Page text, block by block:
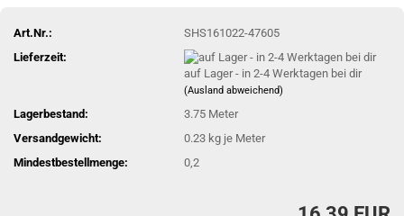
Art.Nr.:
SHS161022-47605
Lieferzeit:
auf Lager - in 2-4 Werktagen bei dir
(Ausland abweichend)
Lagerbestand: 3.75 Meter
Versandgewicht:
0.23 kg je Meter
Mindestbestellmenge:
0,2